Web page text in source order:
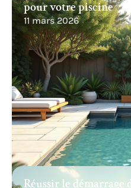
pour votre piscine
11 mars 2026
Réussir le démarrage